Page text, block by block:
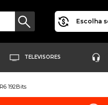
Escolha
TELEVISORES
192Bits